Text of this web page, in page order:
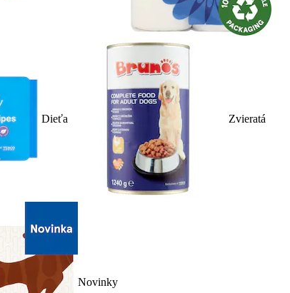
Dieťa Zvieratá
Novinky